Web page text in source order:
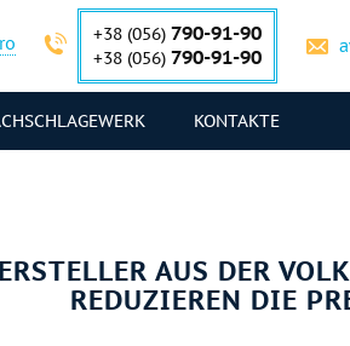
+38 (056) 790-91-90
+38 (056) 790-91-90
KONTAKTE
AUS DER
REDUZIEREN DIE